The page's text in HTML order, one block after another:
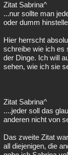
Zitat Sabrina^
...nur sollte man
oder dumm
Hier herrscht
schreibe wie ich es
der Dinge. Ich will
sehen, wie ich sie
Zitat Sabrina^
....jeder soll das
anderen nicht von
Das zweite Zitat
all diejenigen, die